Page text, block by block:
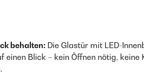
behalten: Die Glastür mit LED-
einen Blick – kein Öffnen nötig, keine